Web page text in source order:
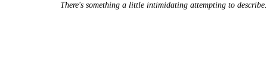
There's something a little intimidating attempting to describe.